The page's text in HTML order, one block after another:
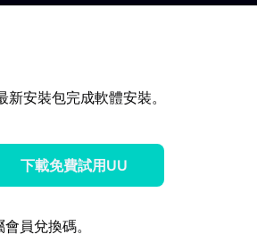
安裝包完成軟體安裝。
下載免費試用UU
員兌換碼。